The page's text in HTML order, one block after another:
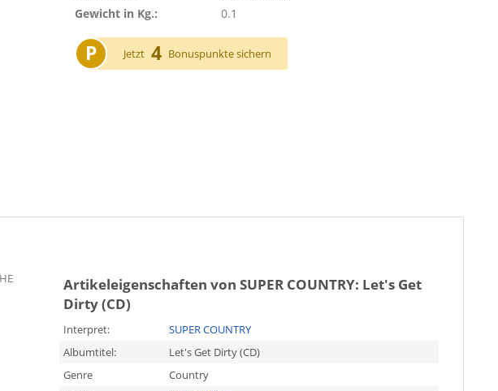
Gewicht in Kg.:
0.1
P Jetzt 4 Bonuspunkte sichern
Artikeleigenschaften von SUPER COUNTRY: Let's Get
Dirty (CD)
Interpret:
SUPER COUNTRY
Albumtitel:
Let's Get Dirty (CD)
Genre
Country